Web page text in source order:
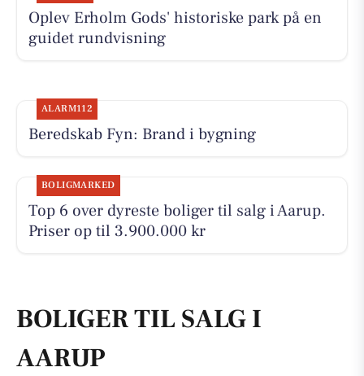
Oplev Erholm Gods' historiske park på en
guidet rundvisning
ALARM112
Beredskab Fyn: Brand i bygning
BOLIGMARKED
Top 6 over dyreste boliger til salg i Aarup.
Priser op til 3.900.000 kr
BOLIGER TIL SALG I
AARUP